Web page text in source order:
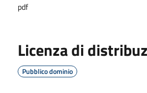
pdf
Licenza di
Pubblico dominio